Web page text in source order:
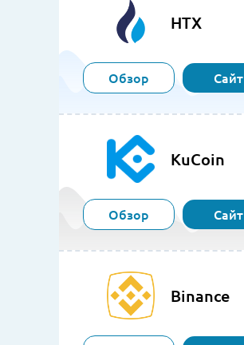
HTX
Обзор Сайт
KuCoin
Обзор Сайт
Binance